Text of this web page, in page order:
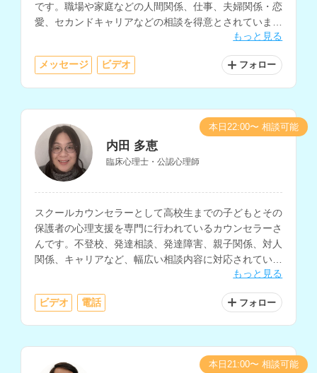
です。職場や家庭などの人間関係、仕事、夫婦関係・恋
愛、セカンドキャリアなどの相談を得意とされていま
もっと見る
メッセージ ビデオ フォロー
内田 多恵
臨床心理士・公認心理師
スクールカウンセラーとして高校生までの子どもとその
保護者の心理支援を専門に行われているカウンセラーさ
んです。不登校、発達相談、発達障害、親子関係、対人
関係、キャリアなど、幅広い相談内容に対応されていま
す。病院での勤務経験や大学講師の経験もお持ちです。
もっと見る
ビデオ 電話 フォロー
本日22:00〜 相談可能
本日21:00〜 相談可能